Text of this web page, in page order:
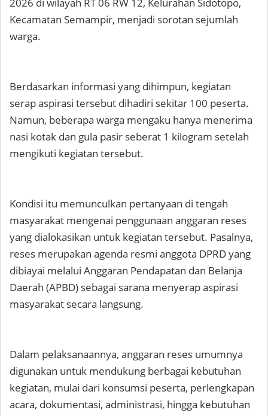
Kecamatan Semampir, menjadi sorotan sejumlah
warga.
Berdasarkan informasi yang dihimpun, kegiatan
serap aspirasi tersebut dihadiri sekitar 100 peserta.
Namun, beberapa warga mengaku hanya menerima
nasi kotak dan gula pasir seberat 1 kilogram setelah
mengikuti kegiatan tersebut.
Kondisi itu memunculkan pertanyaan di tengah
masyarakat mengenai penggunaan anggaran reses
yang dialokasikan untuk kegiatan tersebut. Pasalnya,
reses merupakan agenda resmi anggota DPRD yang
dibiayai melalui Anggaran Pendapatan dan Belanja
Daerah (APBD) sebagai sarana menyerap aspirasi
masyarakat secara langsung.
Dalam pelaksanaannya, anggaran reses umumnya
digunakan untuk mendukung berbagai kebutuhan
kegiatan, mulai dari konsumsi peserta, perlengkapan
acara, dokumentasi, administrasi, hingga kebutuhan